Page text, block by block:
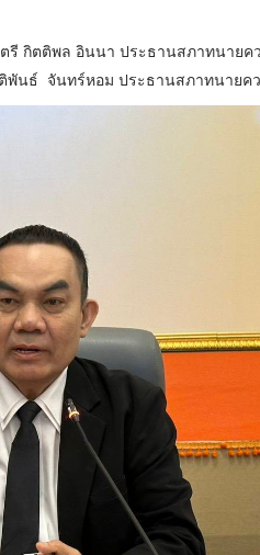
รี กิตติพล อินนา ประธานสภาทนายค
นธ์ จันทร์หอม ประธานสภาทนายค